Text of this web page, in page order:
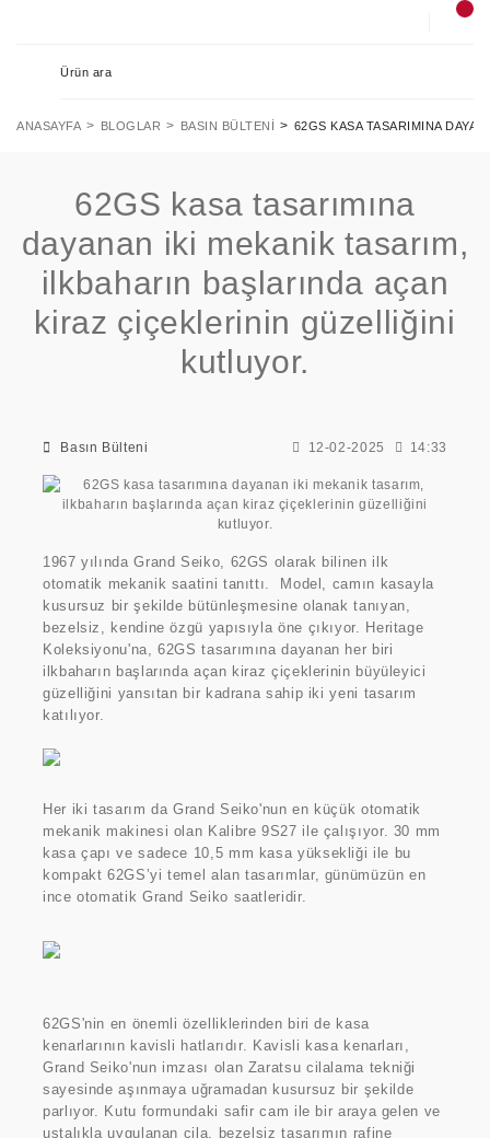
ANASAYFA BLOGLAR BASIN BÜLTENI 62GS KASA TASARIMINA
62GS kasa tasarımına
dayanan iki mekanik tasarım,
ilkbaharın başlarında açan
kiraz çiçeklerinin güzelliğini
kutluyor.
Basın Bülteni 12-02-2025 14:33
1967 yılında Grand Seiko, 62GS olarak bilinen ilk
otomatik mekanik saatini tanıttı.
Model, camın kasayla
kusursuz bir şekilde bütünleşmesine olanak tanıyan,
bezelsiz, kendine özgü yapısıyla öne çıkıyor. Heritage
Koleksiyonu'na, 62GS tasarımına dayanan her biri
ilkbaharın başlarında açan kiraz çiçeklerinin büyüleyici
güzelliğini yansıtan bir kadrana sahip iki yeni tasarım
katılıyor.
Her iki tasarım da Grand Seiko'nun en küçük otomatik
mekanik makinesi olan Kalibre 9S27 ile çalışıyor. 30 mm
kasa çapı ve sadece 10,5 mm kasa yüksekliği ile bu
kompakt 62GS’yi temel alan tasarımlar, günümüzün en
ince otomatik Grand Seiko saatleridir.
62GS'nin en önemli özelliklerinden biri de kasa
kenarlarının kavisli hatlarıdır. Kavisli kasa kenarları,
Grand Seiko'nun imzası olan Zaratsu cilalama tekniği
sayesinde aşınmaya uğramadan kusursuz bir şekilde
parlıyor. Kutu formundaki safir cam ile bir araya gelen ve
ustalıkla uygulanan cila, bezelsiz tasarımın rafine